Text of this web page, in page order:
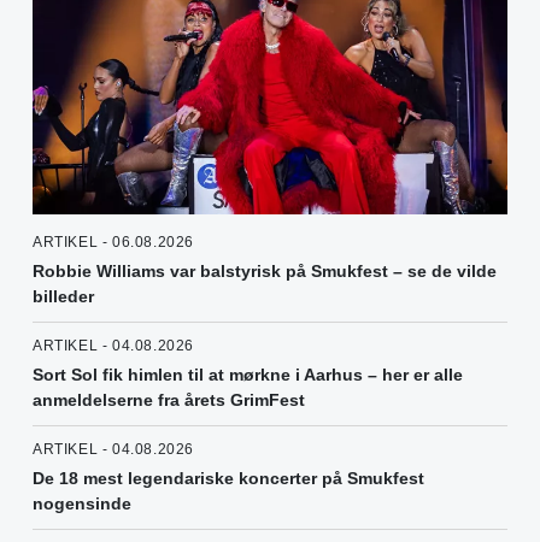
ARTIKEL - 06.08.2026
Robbie Williams var balstyrisk på Smukfest – se de vilde
billeder
ARTIKEL - 04.08.2026
Sort Sol fik himlen til at mørkne i Aarhus – her er alle
anmeldelserne fra årets GrimFest
ARTIKEL - 04.08.2026
De 18 mest legendariske koncerter på Smukfest
nogensinde